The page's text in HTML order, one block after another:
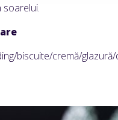
soarelui.
biscuite/cremă/